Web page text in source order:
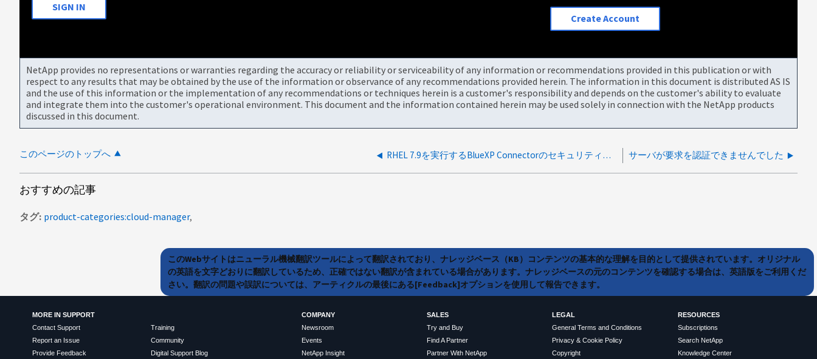
SIGN IN
Create Account
NetApp provides no representations or warranties regarding the accuracy or reliability or serviceability of any information or recommendations provided in this publication or with
respect to any results that may be obtained by the use of the information or observance of any recommendations provided herein. The information in this document is distributed AS IS
and the use of this information or the implementation of any recommendations or techniques herein is a customer's responsibility and depends on the customer's ability to evaluate
and integrate them into the customer's operational environment. This document and the information contained herein may be used solely in connection with the NetApp products
discussed in this document.
このページのトップへ RHEL 7.9を実行するBlueXP Connectorのセキュリティに関する脆弱性 サーバが要求を認証できませんでした
おすすめの記事
タグ product-categories:cloud-manager
このWebサイトはニューラル機械翻訳ツールによって翻訳されており、ナレッジベース（KB）コンテンツの基本的な理解を目的として提供されています。オリジナル
の英語を文字どおりに翻訳しているため、正確ではない翻訳が含まれている場合があります。ナレッジベースの元のコンテンツを確認する場合は、英語版をご利用くだ
さい。翻訳の問題や誤訳については、アーティクルの最後にある[Feedback]オプションを使用して報告できます。
MORE IN SUPPORT
Contact Support
Report an Issue
Provide Feedback
Training
Community
Digital Support Blog
COMPANY
Newsroom
Events
NetApp Insight
SALES
Try and Buy
Find A Partner
Partner With NetApp
LEGAL
General Terms and Conditions
Privacy & Cookie Policy
Copyright
RESOURCES
Subscriptions
Search NetApp
Knowledge Center